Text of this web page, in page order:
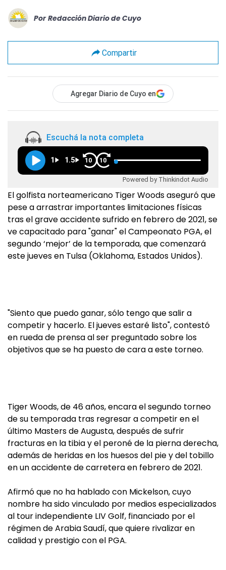
Por Redacción Diario de Cuyo
Compartir
Agregar Diario de Cuyo en
Escuchá la nota completa
1 1.5 10 10
Powered by Thinkindot Audio
El golfista norteamericano Tiger Woods aseguró que
pese a arrastrar importantes limitaciones físicas
tras el grave accidente sufrido en febrero de 2021, se
ve capacitado para "ganar" el Campeonato PGA, el
segundo ‘mejor’ de la temporada, que comenzará
este jueves en Tulsa (Oklahoma, Estados Unidos).
"Siento que puedo ganar, sólo tengo que salir a
competir y hacerlo. El jueves estaré listo", contestó
en rueda de prensa al ser preguntado sobre los
objetivos que se ha puesto de cara a este torneo.
Tiger Woods, de 46 años, encara el segundo torneo
de su temporada tras regresar a competir en el
último Masters de Augusta, después de sufrir
fracturas en la tibia y el peroné de la pierna derecha,
además de heridas en los huesos del pie y del tobillo
en un accidente de carretera en febrero de 2021.
Afirmó que no ha hablado con Mickelson, cuyo
nombre ha sido vinculado por medios especializados
al tour independiente LIV Golf, financiado por el
régimen de Arabia Saudí, que quiere rivalizar en
calidad y prestigio con el PGA.